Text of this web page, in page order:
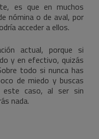
es que en muchos
nómina o de aval, por
acceder a ellos.
actual, porque si
y en efectivo, quizás
todo si nunca has
de miedo y buscas
este caso, al ser sin
nada.